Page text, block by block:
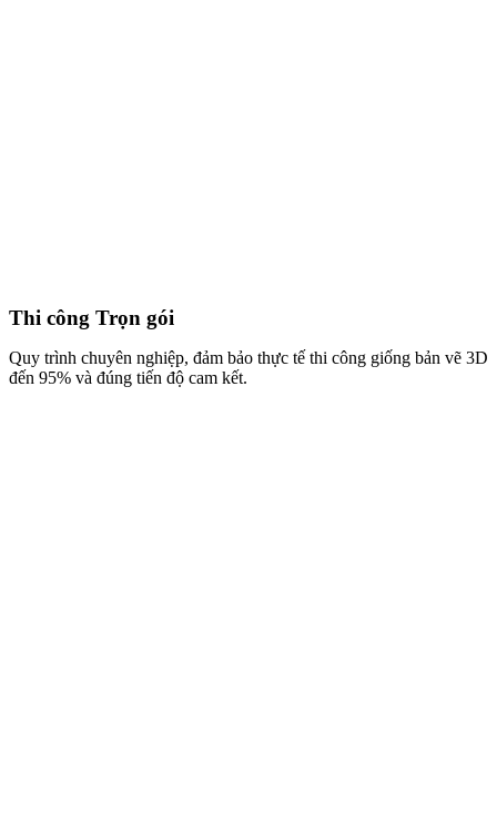
Thi công Trọn gói
Quy trình chuyên nghiệp, đảm bảo thực tế thi công giống bản vẽ 3D
đến 95% và đúng tiến độ cam kết.